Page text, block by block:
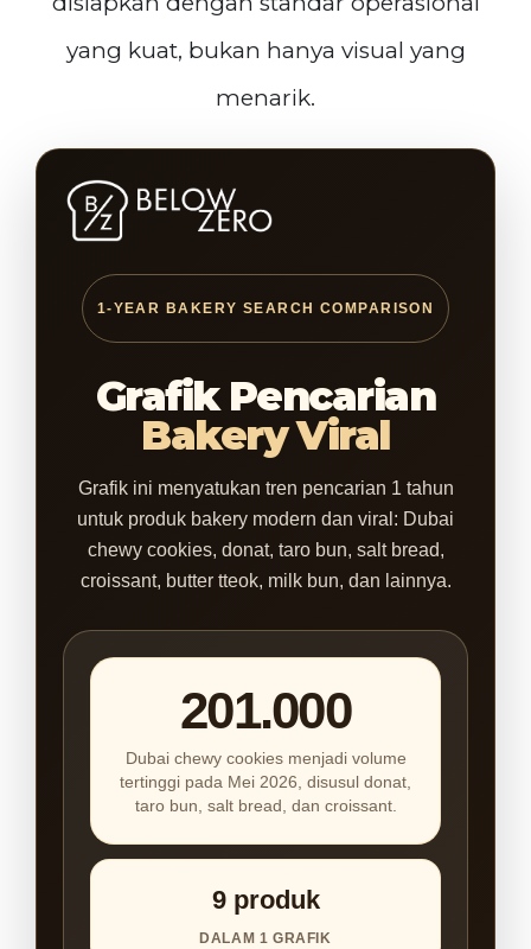
yang kuat, bukan hanya visual yang
menarik.
1-YEAR BAKERY SEARCH COMPARISON
Grafik Pencarian
Bakery Viral
Grafik ini menyatukan tren pencarian 1 tahun
untuk produk bakery modern dan viral: Dubai
chewy cookies, donat, taro bun, salt bread,
croissant, butter tteok, milk bun, dan lainnya.
201.000
Dubai chewy cookies menjadi volume
tertinggi pada Mei 2026, disusul donat,
taro bun, salt bread, dan croissant.
9 produk
DALAM 1 GRAFIK